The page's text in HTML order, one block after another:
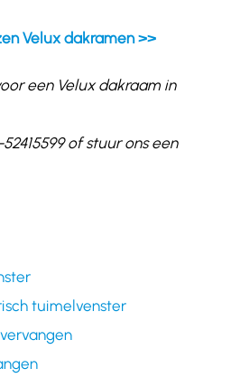
Velux dakramen >>
een Velux dakraam in
of stuur ons een
tuimelvenster